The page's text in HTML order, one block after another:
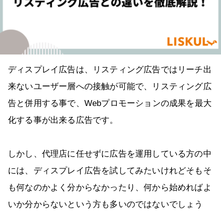
ディスプレイ広告は、リスティング広告ではリーチ出
来ないユーザー層への接触が可能で、リスティング広
告と併用する事で、Webプロモーションの成果を最大
化する事が出来る広告です。
しかし、代理店に任せずに広告を運用している方の中
には、ディスプレイ広告を試してみたいけれどそもそ
も何なのかよく分からなかったり、何から始めればよ
いか分からないという方も多いのではないでしょう